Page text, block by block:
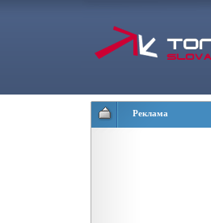
Реклама